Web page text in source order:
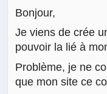
    while($row = $result->fetch_assoc()) {
        echo "<br> id: ". $row["id"]. " - Name: ".
    }
} else {
    echo "0 results";
Bonjour,
Je viens de crée
pouvoir la lié à
Problème, je ne
que mon site ce